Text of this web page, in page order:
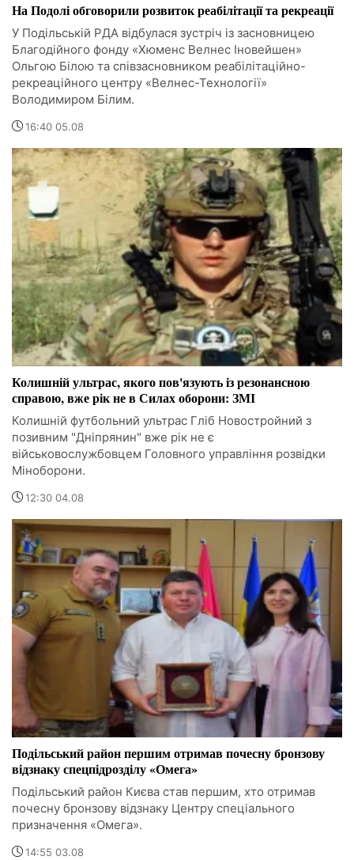
На Подолі обговорили розвиток реабілітації та рекреації
У Подільській РДА відбулася зустріч із засновницею
Благодійного фонду «Хюменс Велнес Іновейшен»
Ольгою Білою та співзасновником реабілітаційно-
рекреаційного центру «Велнес-Технології»
Володимиром Білим.
16:40 05.08
Колишній ультрас, якого пов'язують із резонансною
справою, вже рік не в Силах оборони: ЗМІ
Колишній футбольний ультрас Гліб Новостройний з
позивним "Дніпрянин" вже рік не є
військовослужбовцем Головного управління розвідки
Міноборони.
12:30 04.08
Подільський район першим отримав почесну бронзову
відзнаку спецпідрозділу «Омега»
Подільський район Києва став першим, хто отримав
почесну бронзову відзнаку Центру спеціального
призначення «Омега».
14:55 03.08